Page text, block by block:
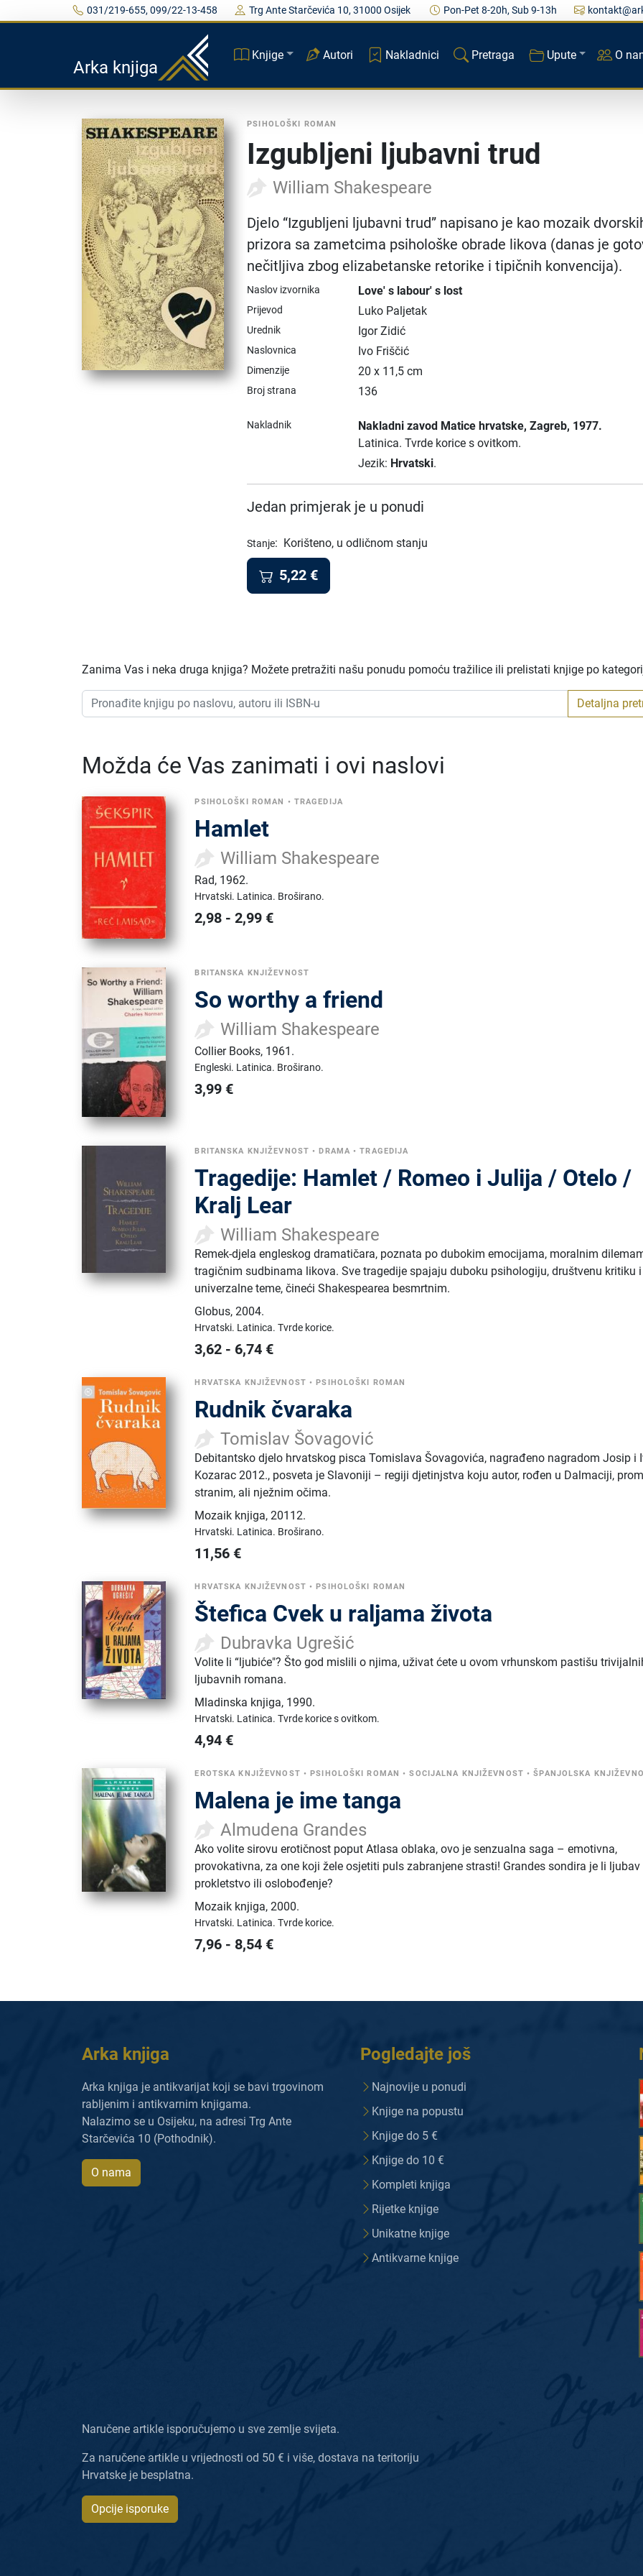
031/219-655, 099/22-13-458 Trg Ante Starčevića 10, 31000 Osijek Pon-Pet 8-20h, Sub 9-13h
Arka knjiga
Knjige Autori Nakladnici Pretraga Upute O
PSIHOLOŠKI ROMAN
Izgubljeni ljubavni trud
William Shakespeare
Djelo “Izgubljeni ljubavni trud” napisano je kao mozaik
prizora sa zametcima psihološke obrade likova (danas je
nečitljiva zbog elizabetanske retorike i tipičnih konvencija).
Naslov izvornika Love' s labour' s lost
Prijevod Luko Paljetak
Urednik Igor Zidić
Naslovnica Ivo Friščić
Dimenzije 20 x 11,5 cm
Broj strana 136
Nakladnik Nakladni zavod Matice hrvatske, Zagreb, 1977.
Latinica. Tvrde korice s ovitkom.
Jezik: Hrvatski.
Jedan primjerak je u ponudi
Stanje: Korišteno, u odličnom stanju
5,22 €
Zanima Vas i neka druga knjiga? Možete pretražiti našu ponudu pomoću tražilice ili prelistati knjige po
Detaljna
Možda će Vas zanimati i ovi naslovi
PSIHOLOŠKI ROMAN • TRAGEDIJA
Hamlet
William Shakespeare
Rad, 1962.
Hrvatski. Latinica. Broširano.
2,98 -2,99 €
BRITANSKA KNJIŽEVNOST
So worthy a friend
William Shakespeare
Collier Books, 1961.
Engleski. Latinica. Broširano.
3,99 €
BRITANSKA KNJIŽEVNOST •DRAMA •TRAGEDIJA
Tragedije: Hamlet / Romeo i Julija / Otelo /
Kralj Lear
William Shakespeare
Remek-djela engleskog dramatičara, poznata po dubokim emocijama, moralnim
tragičnim sudbinama likova. Sve tragedije spajaju duboku psihologiju, društvenu kritiku i
univerzalne teme, čineći Shakespearea besmrtnim.
Globus,2004.
Hrvatski. Latinica.Tvrde korice.
3,62 - 6,74 €
HRVATSKA KNJIŽEVNOST •PSIHOLOŠKI ROMAN
Rudnik čvaraka
Tomislav Šovagović
Debitantsko djelo hrvatskog pisca Tomislava Šovagovića, nagrađeno nagradom Josip i
Kozarac 2012., posveta je Slavoniji – regiji djetinjstva koju autor, rođen u Dalmaciji,
stranim, ali nježnim očima.
Mozaik knjiga,20112.
Hrvatski. Latinica. Broširano.
11,56 €
HRVATSKA KNJIŽEVNOST •PSIHOLOŠKI ROMAN
Štefica Cvek u raljama života
Dubravka Ugrešić
Volite li “ljubiće"? Što god mislili o njima, uživat ćete u ovom vrhunskom pastišu
ljubavnih romana.
Mladinska knjiga, 1990.
Hrvatski. Latinica.Tvrde korice s ovitkom.
4,94 €
EROTSKA KNJIŽEVNOST •PSIHOLOŠKI ROMAN •SOCIJALNA KNJIŽEVNOST •ŠPANJOLSKA
Malena je ime tanga
Almudena Grandes
Ako volite sirovu erotičnost poput Atlasa oblaka, ovo je senzualna saga – emotivna,
provokativna, za one koji žele osjetiti puls zabranjene strasti! Grandes sondira je li ljubav
prokletstvo ili oslobođenje?
Mozaik knjiga,2000.
Hrvatski. Latinica.Tvrde korice.
7,96 - 8,54 €
Arka knjiga
Arka knjiga je antikvarijat koji se bavi trgovinom
rabljenim i antikvarnim knjigama.
Nalazimo se u Osijeku, na adresi Trg Ante
Starčevića 10 (Pothodnik).
O nama
Pogledajte još
Najnovije u ponudi
Knjige na popustu
Knjige do 5 €
Knjige do 10 €
Kompleti knjiga
Rijetke knjige
Unikatne knjige
Antikvarne knjige
Naručene artikle isporučujemo u sve zemlje svijeta.
Za naručene artikle u vrijednosti od 50 € i više, dostava na teritoriju
Hrvatske je besplatna.
Opcije isporuke